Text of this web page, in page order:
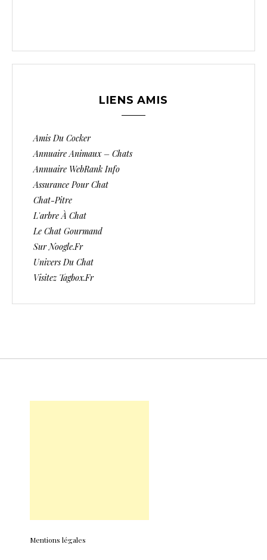
LIENS AMIS
Amis Du Cocker
Annuaire Animaux – Chats
Annuaire WebRank Info
Assurance Pour Chat
Chat-Pitre
L'arbre À Chat
Le Chat Gourmand
Sur Noogle.fr
Univers Du Chat
Visitez Tagbox.fr
Mentions légales